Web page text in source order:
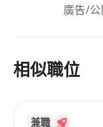
廣告/
相似職位
兼職